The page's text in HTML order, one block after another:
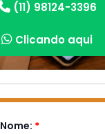
(11) 98124-3396
Clicando aqui
Nome: *